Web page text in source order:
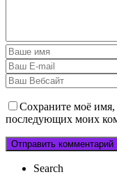
Сохраните моё имя,
последующих моих
Search